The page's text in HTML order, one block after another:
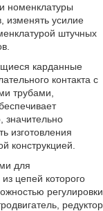
номенклатуры
изменять усилие
штучных
карданные
контакта с
трубами,
значительно
изготовления
конструкцией.
для
цепей которого
регулировки
редуктор